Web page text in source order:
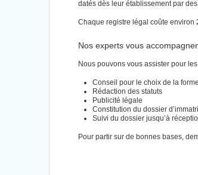
datés dès leur établissement par
Chaque registre légal coûte environ
Nos experts vous
Nous pouvons vous assister pour
Conseil pour le choix de la
Rédaction des statuts
Publicité légale
Constitution du dossier
Suivi du dossier jusqu’à
Pour partir sur de bonnes bases,